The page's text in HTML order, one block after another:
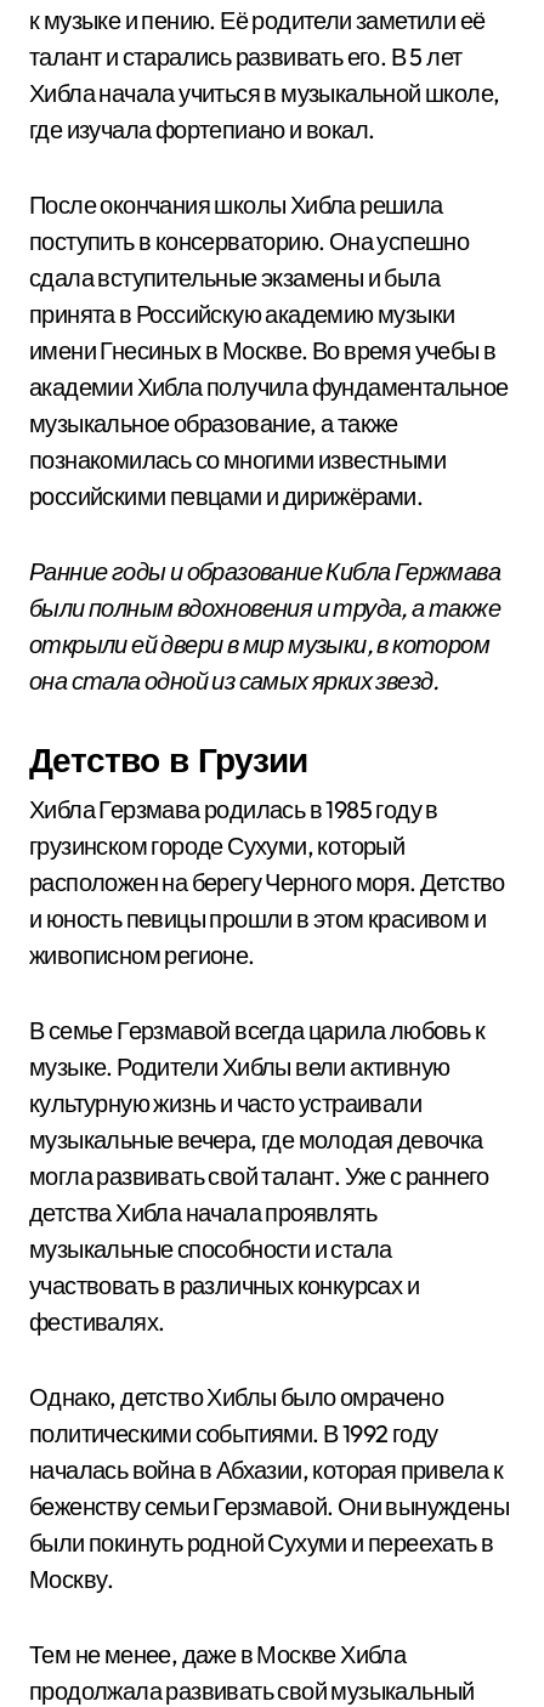
к музыке и пению. Её родители заметили её
талант и старались развивать его. В 5 лет
Хибла начала учиться в музыкальной школе,
где изучала фортепиано и вокал.
После окончания школы Хибла решила
поступить в консерваторию. Она успешно
сдала вступительные экзамены и была
принята в Российскую академию музыки
имени Гнесиных в Москве. Во время учебы в
академии Хибла получила фундаментальное
музыкальное образование, а также
познакомилась со многими известными
российскими певцами и дирижёрами.
Ранние годы и образование Кибла Гержмава
были полным вдохновения и труда, а также
открыли ей двери в мир музыки, в котором
она стала одной из самых ярких звезд.
Детство в Грузии
Хибла Герзмава родилась в 1985 году в
грузинском городе Сухуми, который
расположен на берегу Черного моря. Детство
и юность певицы прошли в этом красивом и
живописном регионе.
В семье Герзмавой всегда царила любовь к
музыке. Родители Хиблы вели активную
культурную жизнь и часто устраивали
музыкальные вечера, где молодая девочка
могла развивать свой талант. Уже с раннего
детства Хибла начала проявлять
музыкальные способности и стала
участвовать в различных конкурсах и
фестивалях.
Однако, детство Хиблы было омрачено
политическими событиями. В 1992 году
началась война в Абхазии, которая привела к
беженству семьи Герзмавой. Они вынуждены
были покинуть родной Сухуми и переехать в
Москву.
Тем не менее, даже в Москве Хибла
продолжала развивать свой музыкальный